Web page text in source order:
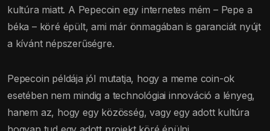
kultúra miatt. A Pepecoin egy internetes mém – Pepe a
béka – köré épült, ami már önmagában is garanciát nyújt
a kívánt népszerűségre.
Pepecoin példája jól mutatja, hogy a meme coin-ok
esetében nem mindig a technológiai innováció a lényeg,
hanem az, hogy egy közösség, vagy egy adott kultúra